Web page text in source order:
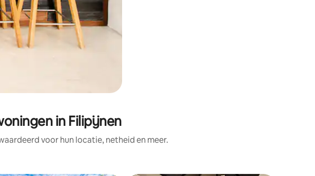
in Filipijnen
voor hun locatie, netheid en meer.